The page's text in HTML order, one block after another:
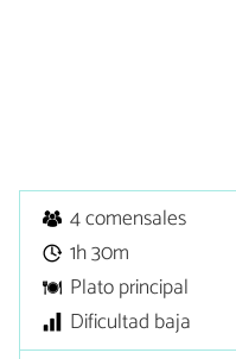
4 comensales
1h 30m
Plato principal
Dificultad baja